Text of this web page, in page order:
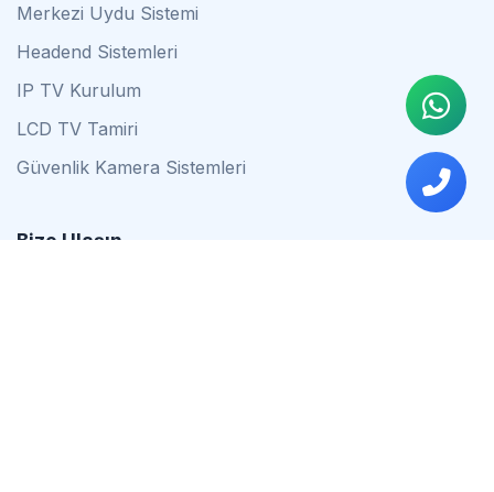
Merkezi Uydu Sistemi
Headend Sistemleri
IP TV Kurulum
LCD TV Tamiri
Güvenlik Kamera Sistemleri
Bize Ulaşın